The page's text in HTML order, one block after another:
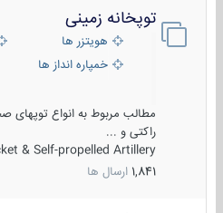
توپخانه زمینی
هویتزر ها
خمپاره انداز ها
مطالب مربوط به انواع توپهای
راکتی و ...
& Self-propelled Artillery ...
1,841 ارسال ها